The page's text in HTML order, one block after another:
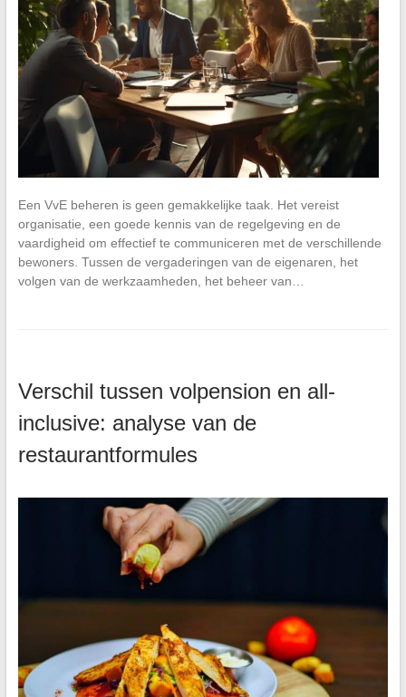
Een VvE beheren is geen gemakkelijke taak. Het vereist
organisatie, een goede kennis van de regelgeving en de
vaardigheid om effectief te communiceren met de verschillende
bewoners. Tussen de vergaderingen van de eigenaren, het
volgen van de werkzaamheden, het beheer van…
Verschil tussen volpension en all-
inclusive: analyse van de
restaurantformules